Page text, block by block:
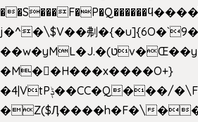
j�^�\$V��刜
��w�yML�J.�(טv�Œ��y� }
�M��H���x����O+}
�4|VtPݙ��CC�Q���/�\F�ڴ= $;`j!
�Z($Ӆ����h�F�\